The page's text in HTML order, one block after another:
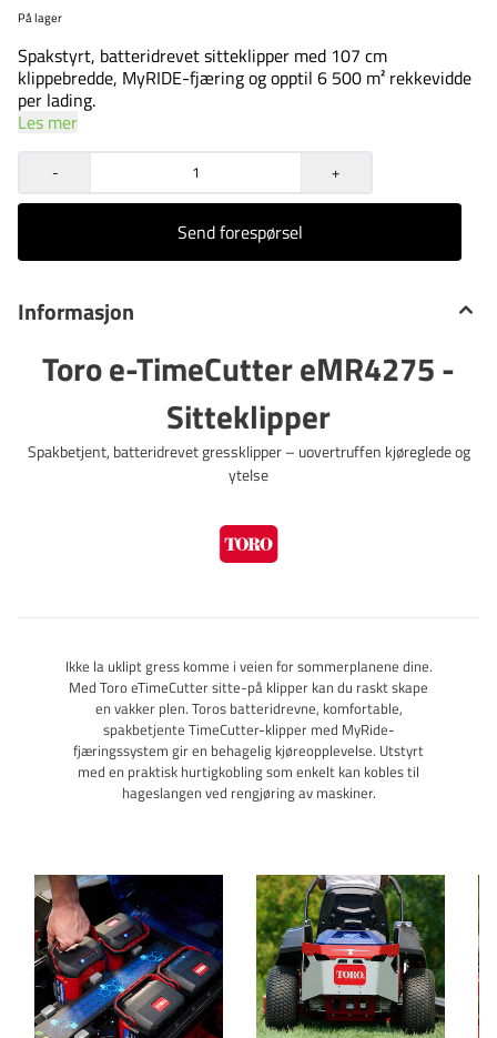
På lager
Spakstyrt, batteridrevet sitteklipper med 107 cm
klippebredde, MyRIDE-fjæring og opptil 6 500 m² rekkevidde
per lading.
Les mer
- +
Send forespørsel
Informasjon
Toro e-TimeCutter eMR4275 -
Sitteklipper
Spakbetjent, batteridrevet gressklipper – uovertruffen kjøreglede og
ytelse
Ikke la uklipt gress komme i veien for sommerplanene dine.
Med Toro eTimeCutter sitte-på klipper kan du raskt skape
en vakker plen. Toros batteridrevne, komfortable,
spakbetjente TimeCutter-klipper med MyRide-
fjæringssystem gir en behagelig kjøreopplevelse. Utstyrt
med en praktisk hurtigkobling som enkelt kan kobles til
hageslangen ved rengjøring av maskiner.